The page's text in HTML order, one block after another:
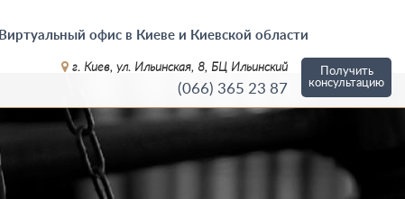
Виртуальный офис в Киеве и Киевской области
Получить
консультацию
г. Киев, ул. Ильинская, 8, БЦ Ильинский
(066) 365 23 87